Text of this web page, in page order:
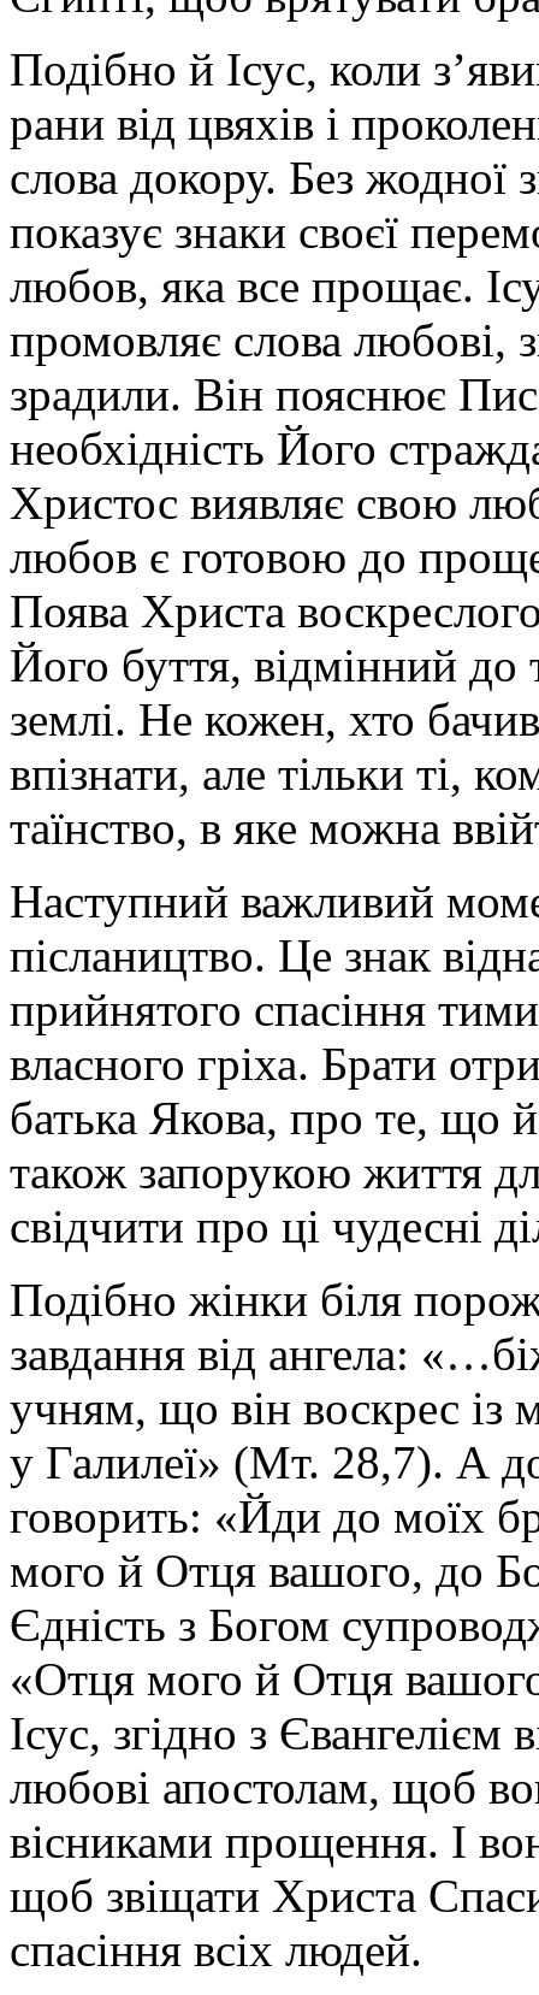
Подібно й Ісус, коли
рани від цвяхів і
слова докору. Без
показує знаки своєї
любов, яка все прощає.
промовляє слова любові,
зрадили. Він пояснює
необхідність Його
Христос виявляє свою
любов є готовою до
Поява Христа
Його буття, відмінний
землі. Не кожен, хто
впізнати, але тільки ті,
таїнство, в яке можна
Наступний важливий
післаництво. Це знак
прийнятого спасіння
власного гріха. Брати
батька Якова, про те, що
також запорукою життя
свідчити про ці чудесні
Подібно жінки біля
завдання від ангела:
учням, що він воскрес із
у Галилеї» (Мт. 28,7). А
говорить: «Йди до моїх
мого й Отця вашого, до
Єдність з Богом
«Отця мого й Отця
Ісус, згідно з
любові апостолам, щоб
вісниками прощення. І
щоб звіщати Христа
спасіння всіх людей.